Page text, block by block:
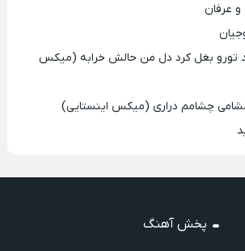
عرفان
تورو بغل کرد دل من حالش خرابه (میکس
چشامم دراری (میکس اینستایی)
پخش آهنگ